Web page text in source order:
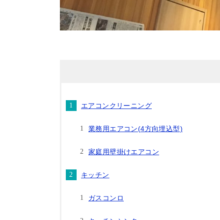
エアコンクリーニング
業務用エアコン(4方向埋込型)
家庭用壁掛けエアコン
キッチン
ガスコンロ